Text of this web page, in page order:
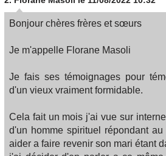
Bonjour chères frères et sœurs
Je m'appelle Florane Masoli
Je fais ses témoignages pour
d'un vieux vraiment formidable.
Cela fait un mois j'ai vue sur
d'un homme spirituel répondant
aider a faire revenir son mari étant